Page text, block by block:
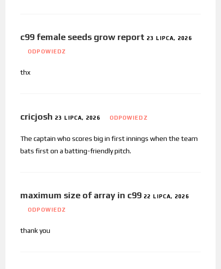
c99 female seeds grow report 23 LIPCA, 2026
ODPOWIEDZ
thx
cricjosh 23 LIPCA, 2026 ODPOWIEDZ
The captain who scores big in first innings when the team
bats first on a batting-friendly pitch.
maximum size of array in c99 22 LIPCA, 2026
ODPOWIEDZ
thank you